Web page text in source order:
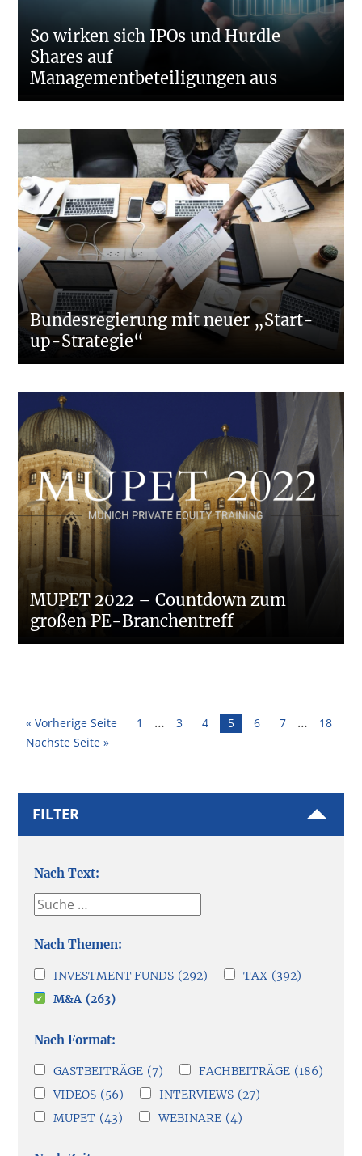
So wirken sich IPOs und Hurdle
Shares auf
Managementbeteiligungen aus
Bundesregierung mit neuer „Start-
up-Strategie“
MUPET 2022 – Countdown zum
großen PE-Branchentreff
« Vorherige Seite Seite
1
Interim
… Seite
3 Seite
4 Seite
5 Seite
6 Seite
7
Interim
… Seite
18
Nächste Seite »
Filter
FILTER
Nach Text
Nach Themen
INVESTMENT FUNDS (292) TAX (392)
M&A (263)
Nach Format
GASTBEITRÄGE (7) FACHBEITRÄGE (186)
VIDEOS (56) INTERVIEWS (27)
MUPET (43) WEBINARE (4)